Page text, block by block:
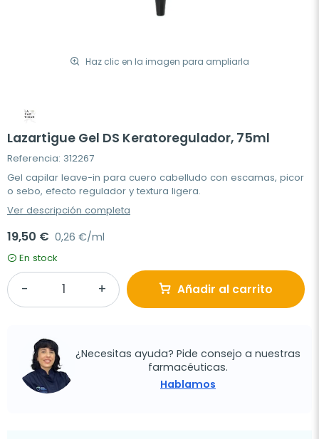
Haz clic en la imagen para ampliarla
Lazartigue Gel DS Keratoregulador, 75ml
Referencia: 312267
Gel capilar leave-in para cuero cabelludo con escamas, picor
o sebo, efecto regulador y textura ligera.
Ver descripción completa
19,50 € 0,26 €/ml
En stock
Añadir al carrito
¿Necesitas ayuda? Pide consejo a nuestras
farmacéuticas.
Hablamos